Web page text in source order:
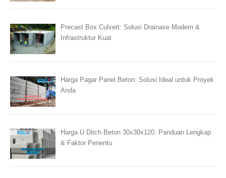
Precast Box Culvert: Solusi Drainase Modern &
Infrastruktur Kuat
Harga Pagar Panel Beton: Solusi Ideal untuk Proyek
Anda
Harga U Ditch Beton 30x30x120: Panduan Lengkap
& Faktor Penentu